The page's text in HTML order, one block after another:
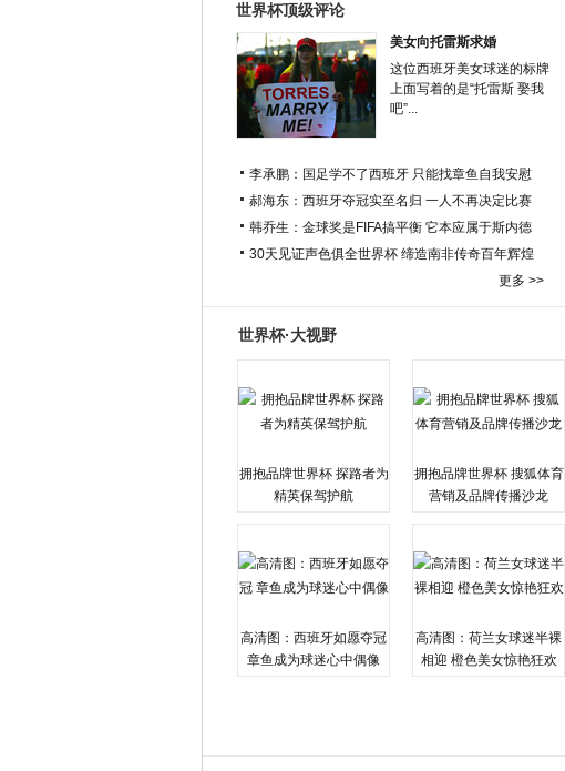
世界杯顶级评论
美女向托雷斯求婚
这位西班牙美女球迷的标牌
上面写着的是“托雷斯 娶我
吧”...
李承鹏：国足学不了西班牙 只能找章鱼自我安慰
郝海东：西班牙夺冠实至名归 一人不再决定比赛
韩乔生：金球奖是FIFA搞平衡 它本应属于斯内德
30天见证声色俱全世界杯 缔造南非传奇百年辉煌
更多 >>
世界杯·大视野
拥抱品牌世界杯 探路者为
精英保驾护航
拥抱品牌世界杯 搜狐体育
营销及品牌传播沙龙
高清图：西班牙如愿夺冠
章鱼成为球迷心中偶像
高清图：荷兰女球迷半裸
相迎 橙色美女惊艳狂欢